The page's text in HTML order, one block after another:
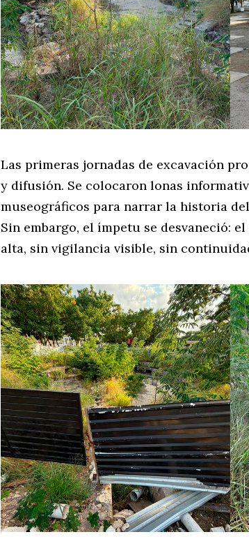
Las primeras jornadas de excavación
y difusión. Se colocaron lonas
museográficos para narrar la historia
Sin embargo, el ímpetu se desvaneció:
alta, sin vigilancia visible, sin